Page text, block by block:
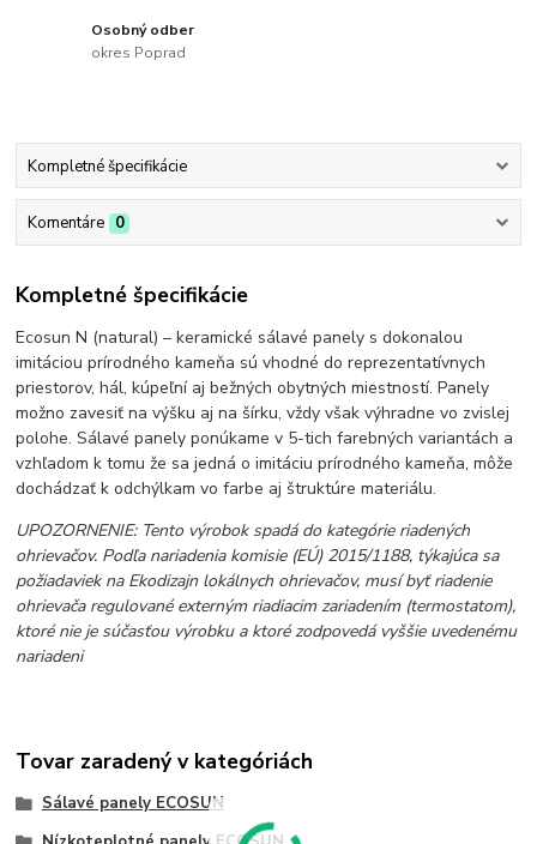
Osobný odber
okres Poprad
Kompletné špecifikácie
Komentáre 0
Kompletné špecifikácie
Ecosun N (natural) – keramické sálavé panely s dokonalou
imitáciou prírodného kameňa sú vhodné do reprezentatívnych
priestorov, hál, kúpeľní aj bežných obytných miestností. Panely
možno zavesiť na výšku aj na šírku, vždy však výhradne vo zvislej
polohe. Sálavé panely ponúkame v 5-tich farebných variantách a
vzhľadom k tomu že sa jedná o imitáciu prírodného kameňa, môže
dochádzať k odchýlkam vo farbe aj štruktúre materiálu.
UPOZORNENIE: Tento výrobok spadá do kategórie riadených
ohrievačov. Podľa nariadenia komisie (EÚ) 2015/1188, týkajúca sa
požiadaviek na Ekodizajn lokálnych ohrievačov, musí byť riadenie
ohrievača regulované externým riadiacim zariadením (termostatom),
ktoré nie je súčasťou výrobku a ktoré zodpovedá vyššie uvedenému
nariadeni
Tovar zaradený v kategóriách
Sálavé panely ECOSUN